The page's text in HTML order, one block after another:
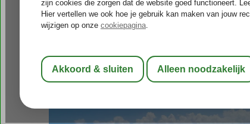
Home
Dominicaanse Republiek Punta Cana
VIK Hotel Arena Blanca
All Inclusive Hotel